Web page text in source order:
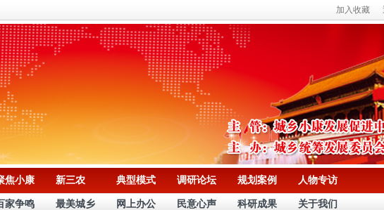
加入收藏
焦小康 新三农 典型模式 调研论坛 规划案例 人物专访
家争鸣 最美城乡 网上办公 民意心声 科研成果 关于我们